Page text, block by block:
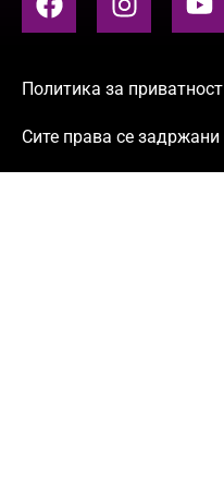
Политика за приватност
Сите права се